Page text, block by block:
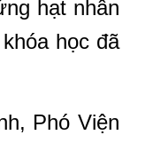
hạt nhân
học đã
Phó Viện